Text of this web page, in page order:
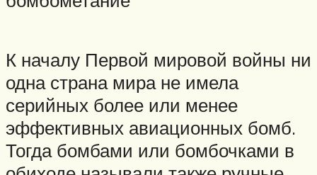
К началу Первой мировой войны ни
одна страна мира не имела
серийных более или менее
эффективных авиационных бомб.
Тогда бомбами или бомбочками в